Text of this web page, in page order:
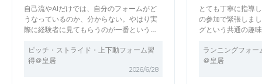
自己流やAIだけでは、自分のフォームがど
うなっているのか、分からない。やはり実
際に経験者に見てもらうのが一番という…
ピッチ・ストライド・上下動フォーム習
得＠皇居
2026/6/28
とても丁寧に指導
の参加で緊張しま
グという共通の趣
ランニングフォー
＠皇居